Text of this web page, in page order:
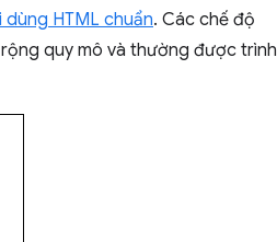
HTML chuẩn. Các chế độ
quy mô và thường được trình